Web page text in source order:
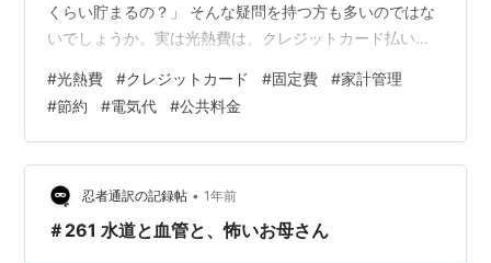
くらい貯まるの？」 そんな疑問を持つ方も多いのではな
いでしょうか。実は光熱費は、クレジットカード払いに
約をしなくても、年間で数千円分のポイントになること
もあります。 この記事では、 光熱費はクレジットカード
払いできるのか カード払いでどれくらいポイントが貯ま
るのか 光熱費をクレカ払いにするメリット をFPの視点で
わかりやすく解説します。 光熱費はクレジットカード払
いできる 電気代のクレジットカード…
#光熱費 #クレジットカード #固定費 #家計管理
#節約 #電気代 #公共料金
忍者通訳の記録帖 • 1年前
＃261 水道と血管と、怖いお母さん